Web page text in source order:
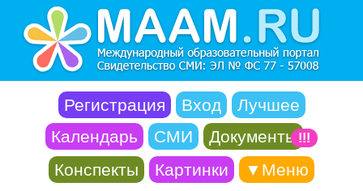
Регистрация Вход
Лучшее
Календарь
СМИ Документы !!!
Конспекты Картинки ▼Меню